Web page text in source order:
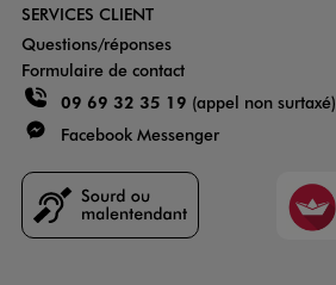
SERVICES CLIENT
Questions/réponses
Formulaire de contact
09 69 32 35 19 (appel non surtaxé)
Facebook Messenger
Faciliti